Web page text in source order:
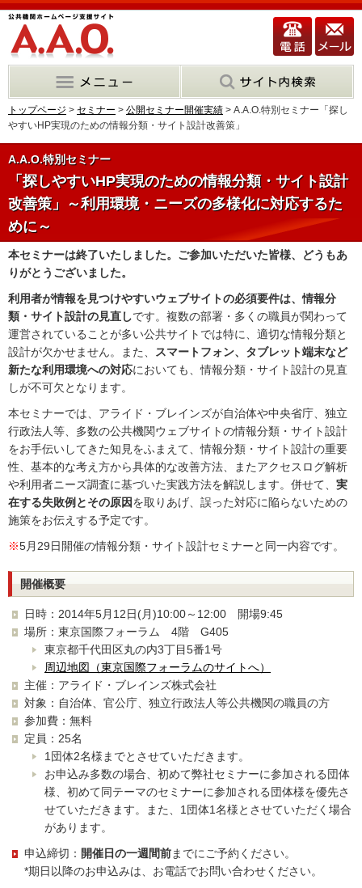
トップページ > セミナー > 公開セミナー開催実績 > A.A.O.特別セミナー「探し
やすいHP実現のための情報分類・サイト設計改善策」
A.A.O.特別セミナー
「探しやすいHP実現のための情報分類・サイト設計
改善策」～利用環境・ニーズの多様化に対応するた
めに～
本セミナーは終了いたしました。ご参加いただいた皆様、どうもあ
りがとうございました。
利用者が情報を見つけやすいウェブサイトの必須要件は、情報分
類・サイト設計の見直しです。複数の部署・多くの職員が関わって
運営されていることが多い公共サイトでは特に、適切な情報分類と
設計が欠かせません。また、
スマートフォン、タブレット端末など
新たな利用環境への対応においても、情報分類・サイト設計の見直
しが不可欠となります。
本セミナーでは、アライド・ブレインズが自治体や中央省庁、独立
行政法人等、多数の公共機関ウェブサイトの情報分類・サイト設計
をお手伝いしてきた知見をふまえて、情報分類・サイト設計の重要
性、基本的な考え方から具体的な改善方法、またアクセスログ解析
や利用者ニーズ調査に基づいた実践方法を解説します。併せて、 実
在する失敗例とその原因を取りあげ、誤った対応に陥らないための
施策をお伝えする予定です。
※5月29日開催の情報分類・サイト設計セミナーと同一内容です。
開催概要
日時：2014年5月12日(月)10:00～12:00 開場9:45
場所：東京国際フォーラム 4階 G405
東京都千代田区丸の内3丁目5番1号
周辺地図（東京国際フォーラムのサイトへ）
主催：アライド・ブレインズ株式会社
対象：自治体、官公庁、独立行政法人等公共機関の職員の方
参加費：無料
定員：25名
1団体2名様までとさせていただきます。
お申込み多数の場合、初めて弊社セミナーに参加される団体
様、初めて同テーマのセミナーに参加される団体様を優先さ
せていただきます。また、1団体1名様とさせていただく場合
があります。
申込締切： 開催日の一週間前までにご予約ください。
*期日以降のお申込みは、お電話でお問い合わせください。